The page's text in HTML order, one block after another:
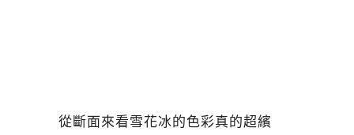
從斷面來看雪花冰的色彩真的超繽